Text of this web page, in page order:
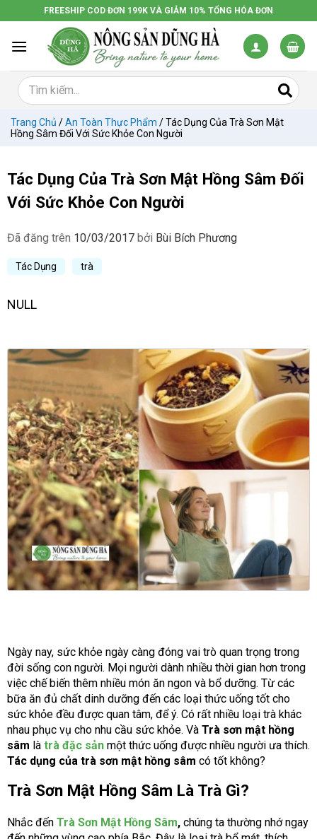
đến
dung
FREESHIP COD ĐƠN 199K VÀ GIẢM 10% TỔNG HÓA ĐƠN
Trang Chủ /An Toàn Thực Phẩm /Tác Dụng Của Trà Sơn Mật
Hồng Sâm Đối Với Sức Khỏe Con Người
Tác Dụng Của Trà Sơn Mật Hồng Sâm Đối
Với Sức Khỏe Con Người
Đã đăng trên 10/03/2017 bởi Bùi Bích Phương
Tác Dụng trà
NULL
Ngày nay, sức khỏe ngày càng đóng vai trò quan trọng trong
đời sống con người. Mọi người dành nhiều thời gian hơn trong
việc chế biến thêm nhiều món ăn ngon và bổ dưỡng. Từ các
bữa ăn đủ chất dinh dưỡng đến các loại thức uống tốt cho
sức khỏe đều được quan tâm, để ý. Có rất nhiều loại trà khác
nhau phục vụ cho nhu cầu sức khỏe. Và Trà sơn mật hồng
sâm là trà đặc sản một thức uống được nhiều người ưa thích.
Tác dụng của trà sơn mật hồng sâm có tốt không?
Trà Sơn Mật Hồng Sâm Là Trà Gì?
Nhắc đến Trà Sơn Mật Hồng Sâm, chúng ta thường nhớ ngay